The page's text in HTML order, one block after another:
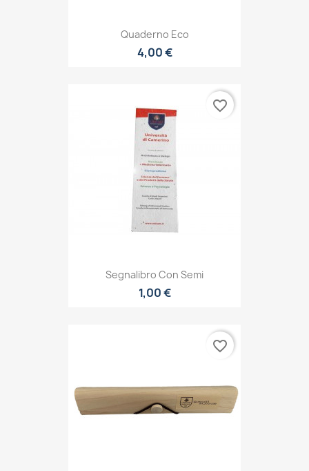
Quaderno Eco
4,00 €
Segnalibro Con Semi
1,00 €
favorite_border
favorite_border